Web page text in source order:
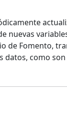
nuevas
de Fomento,
como